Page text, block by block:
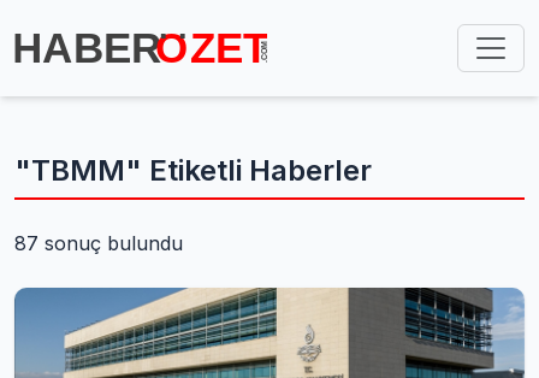
"TBMM" Etiketli Haberler
87 sonuç bulundu